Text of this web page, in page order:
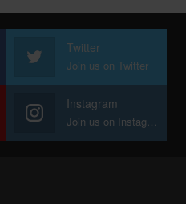
Twitter
Join us on Twitter
Instagram
Join us on Instagram